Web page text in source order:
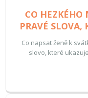
CO HEZKÉHO
PRAVÉ SLOVA,
Co napsat ženě k
slovo, které